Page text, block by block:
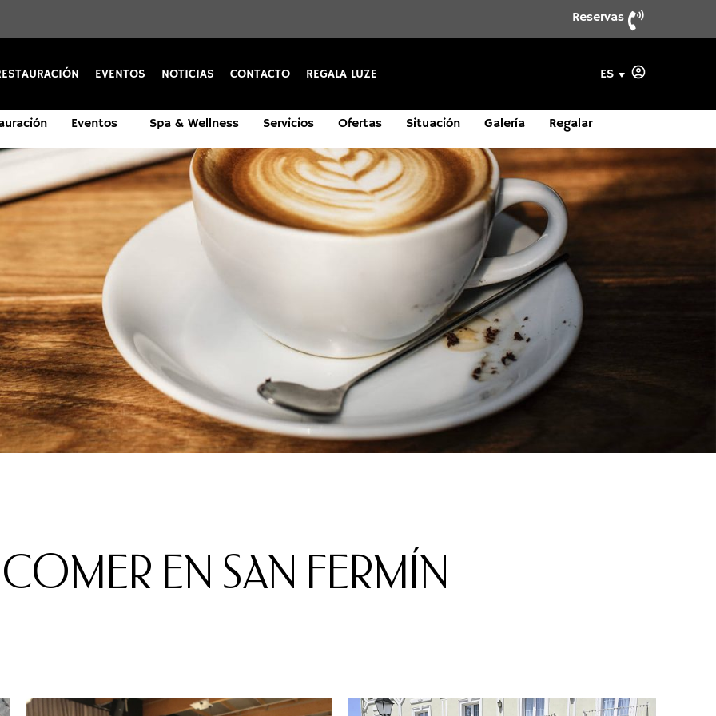
Reservas
EVENTOS NOTICIAS CONTACTO REGALA LUZE ES
Eventos Spa & Wellness Servicios Ofertas Situación Galería Regalar
EN SAN FERMÍN